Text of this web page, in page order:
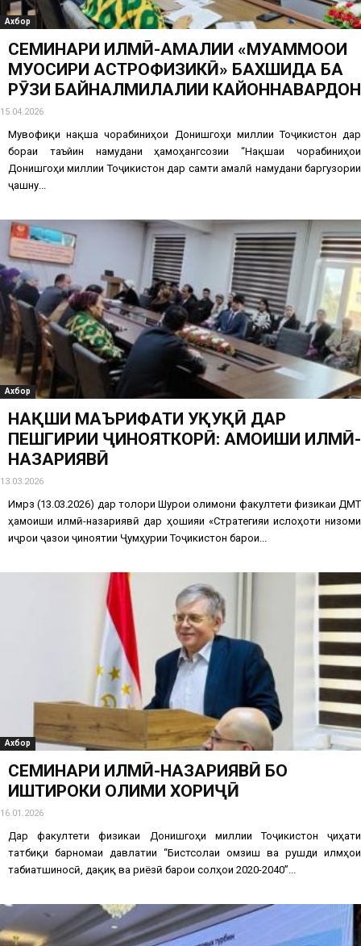
Ахбор
СЕМИНАРИ ИЛМӢ-АМАЛИИ «МУАММОҲОИ
МУОСИРИ АСТРОФИЗИКӢ» БАХШИДА БА
РӮЗИ БАЙНАЛМИЛАЛИИ КАЙҲОННАВАРДОН
15.04.2026
Мувофиқи нақша чорабиниҳои Донишгоҳи миллии Тоҷикистон дар
бораи таъйин намудани ҳамоҳангсозии “Нақшаи чорабиниҳои
Донишгоҳи миллии Тоҷикистон дар самти амалӣ намудани баргузории
ҷашну...
Ахбор
НАҚШИ МАЪРИФАТИ ҲУҚУҚӢ ДАР
ПЕШГИРИИ ҶИНОЯТКОРӢ: ҲАМОИШИ ИЛМӢ-
НАЗАРИЯВӢ
13.03.2026
Имрӯз (13.03.2026) дар толори Шурои олимони факултети физикаи ДМТ
ҳамоиши илмӣ-назариявӣ дар ҳошияи «Стратегияи ислоҳоти низоми
иҷрои ҷазои ҷиноятии Ҷумҳурии Тоҷикистон барои...
Ахбор
СЕМИНАРИ ИЛМӢ-НАЗАРИЯВӢ БО
ИШТИРОКИ ОЛИМИ ХОРИҶӢ
16.01.2026
Дар факултети физикаи Донишгоҳи миллии Тоҷикистон ҷиҳати
татбиқи барномаи давлатии “Бистсолаи омӯзиш ва рушди илмҳои
табиатшиносӣ, дақиқ ва риёзӣ барои солҳои 2020-2040”...